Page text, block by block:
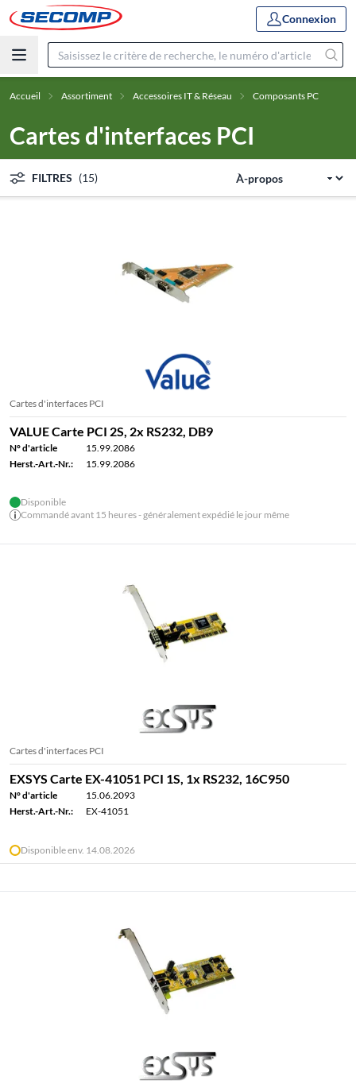
Connexion
Accueil Assortiment Accessoires IT & Réseau Composants PC
Cartes d'interfaces PCI
FILTRES (15)
Cartes d'interfaces PCI
VALUE Carte PCI 2S, 2x RS232, DB9
N° d'article
15.99.2086
Herst.-Art.-Nr.:
15.99.2086
Disponible
Commandé avant 15 heures - généralement expédié le jour même
Cartes d'interfaces PCI
EXSYS Carte EX-41051 PCI 1S, 1x RS232, 16C950
N° d'article
15.06.2093
Herst.-Art.-Nr.:
EX-41051
Disponible env. 14.08.2026